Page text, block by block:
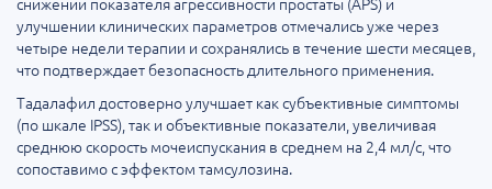
улучшении клинических параметров отмечались уже через
четыре недели терапии и сохранялись в течение шести месяцев,
что подтверждает безопасность длительного применения.
Тадалафил достоверно улучшает как субъективные симптомы
(по шкале IPSS), так и объективные показатели, увеличивая
среднюю скорость мочеиспускания в среднем на 2,4 мл/с, что
сопоставимо с эффектом тамсулозина.